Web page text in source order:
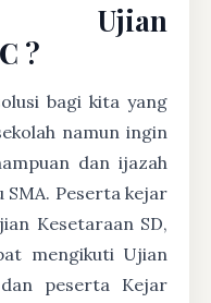
Ujian
?
bagi kita yang
namun ingin
dan ijazah
SMA. Peserta kejar
Kesetaraan SD,
mengikuti Ujian
peserta Kejar